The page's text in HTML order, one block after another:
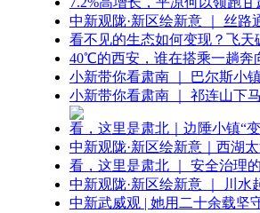
中新观陇·新区绘新意 ｜ 丝路
看不见的生态如何变现？飞天
40℃的西安，谁在搭乘一趟奔
小新带你看肃南 ｜ 巴尔斯小
小新带你看肃南 ｜ 祁连山下
看，这里是肃北｜边陲小镇“
中新观陇·新区绘新意｜西湖
看，这里是肃北 ｜ 安全治理
中新观陇·新区绘新意 ｜ 川水
中新武威观 | 她用二十余载坚